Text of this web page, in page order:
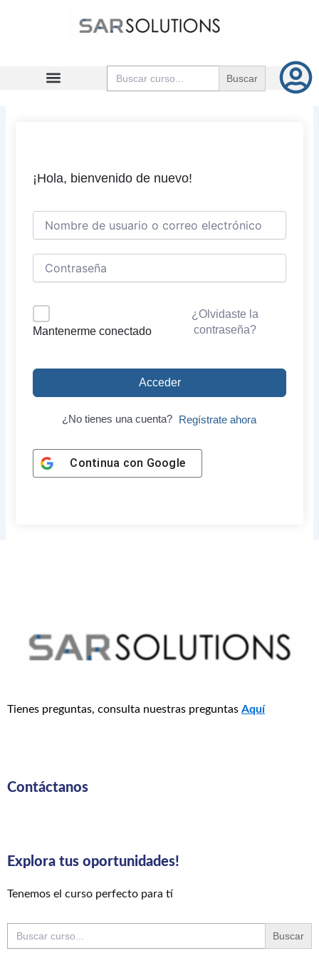
Buscar:
¡Hola, bienvenido de nuevo!
Mantenerme conectado
¿Olvidaste la
contraseña?
Acceder
¿No tienes una cuenta? Regístrate ahora
Continua con Google
Tienes preguntas, consulta nuestras preguntas Aquí
Contáctanos
Explora tus oportunidades!
Tenemos el curso perfecto para tí
Buscar: